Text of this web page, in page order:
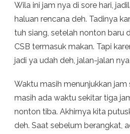
Wila ini jam nya di sore hari,
haluan rencana deh. Tadinya
tuh siang, setelah nonton baru
CSB termasuk makan. Tapi
jadi ya udah deh, jalan-jalan
Waktu masih menunjukkan jam
masih ada waktu sekitar tiga
nonton tiba. Akhirnya kita
deh. Saat sebelum berangkat,